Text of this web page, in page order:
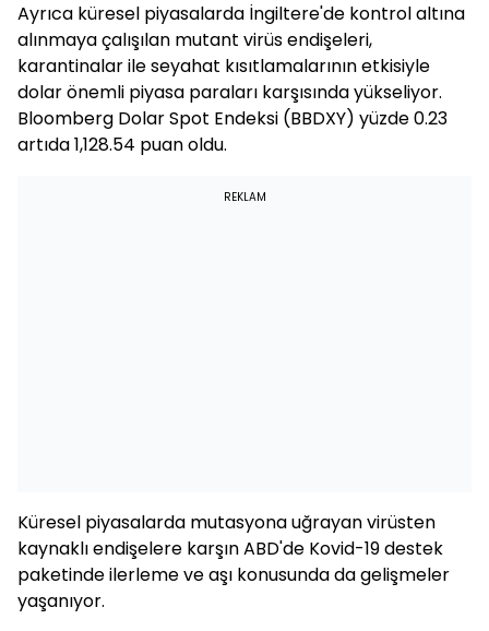
Ayrıca küresel piyasalarda İngiltere'de kontrol altına
alınmaya çalışılan mutant virüs endişeleri,
karantinalar ile seyahat kısıtlamalarının etkisiyle
dolar önemli piyasa paraları karşısında yükseliyor.
Bloomberg Dolar Spot Endeksi (BBDXY) yüzde 0.23
artıda 1,128.54 puan oldu.
REKLAM
Küresel piyasalarda mutasyona uğrayan virüsten
kaynaklı endişelere karşın ABD'de Kovid-19 destek
paketinde ilerleme ve aşı konusunda da gelişmeler
yaşanıyor.